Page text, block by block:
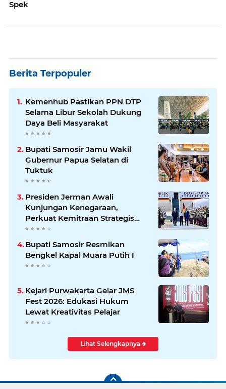
Spek
Berita Terpopuler
Kemenhub Pastikan PPN DTP
Selama Libur Sekolah Dukung
Daya Beli Masyarakat
Bupati Samosir Jamu Wakil
Gubernur Papua Selatan di
Tuktuk
Presiden Jerman Awali
Kunjungan Kenegaraan,
Perkuat Kemitraan Strategis
Indonesia–Jerman
Bupati Samosir Resmikan
Bengkel Kapal Muara Putih I
Kejari Purwakarta Gelar JMS
Fest 2026: Edukasi Hukum
Lewat Kreativitas Pelajar
Lihat Selengkapnya